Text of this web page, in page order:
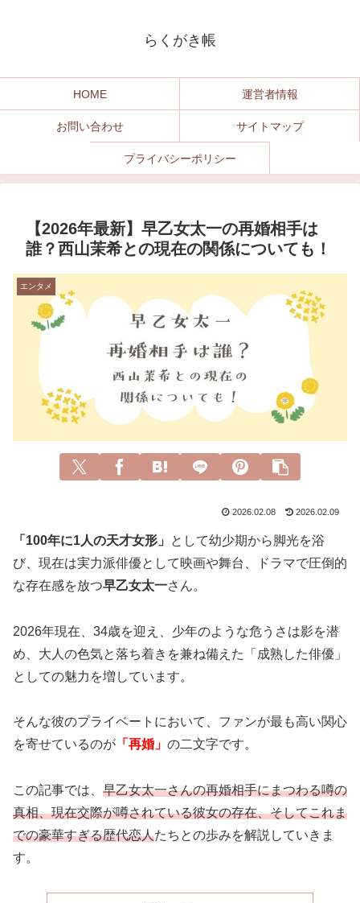
らくがき帳
HOME 運営者情報
お問い合わせ サイトマップ
プライバシーポリシー
【2026年最新】早乙女太一の再婚相手は
誰？西山茉希との現在の関係についても！
エンタメ
2026.02.08 2026.02.09
「100年に1人の天才女形」
として幼少期から脚光を浴
び、現在は実力派俳優として映画や舞台、ドラマで圧倒的
な存在感を放つ早乙女太一さん。
2026年現在、34歳を迎え、少年のような危うさは影を潜
め、大人の色気と落ち着きを兼ね備えた「成熟した俳優」
としての魅力を増しています。
そんな彼のプライベートにおいて、ファンが最も高い関心
を寄せているのが 「再婚」 の二文字です。
この記事では、 早乙女太一さんの再婚相手にまつわる噂の
真相、現在交際が噂されている彼女の存在、そしてこれま
での豪華すぎる歴代恋人たちとの歩みを解説していきま
す。